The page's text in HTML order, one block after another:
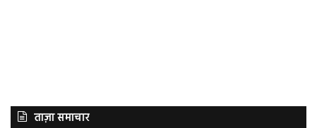
ताज़ा समाचार